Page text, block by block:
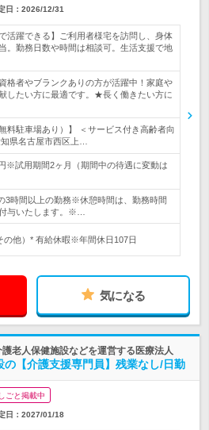
日： 2026/12/31
活躍できる】ご利用者様宅を訪問し、身体
。勤務日数や時間は相談可。生活支援で地
格者やブランクありの方が活躍中！家庭や
したい方に最適です。★長く働きたい方に
料駐車場あり）】 ＜サービス付き高齢者向
県名古屋市西区上…
※試用期間2ヶ月（期間中の待遇に変動は
3時間以上の勤務※休憩時間は、勤務時間
与いたします。※…
の他）* 有給休暇※年間休日107日
気になる
老人保健施設などを運営する医療法人
【介護支援専門員】残業なし/日勤
ごと掲載中
日： 2027/01/18